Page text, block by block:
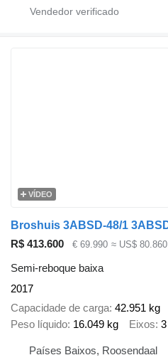
VÍDEO
R$ 413.600 € 69.990 ≈ US$ 80.860
Semi-reboque baixa
2017
Capacidade de carga 42.951 kg
Peso líquido 16.049 kg Eixos 3
Países Baixos, Roosendaal